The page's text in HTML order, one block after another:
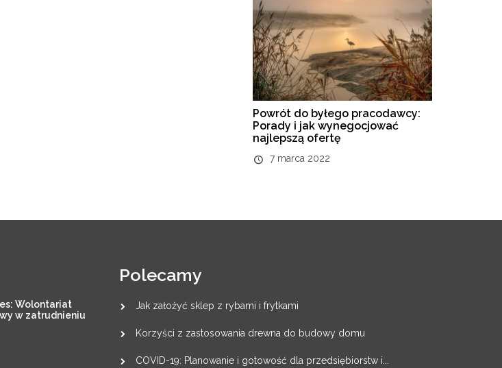
Powrót do byłego pracodawcy:
Porady i jak wynegocjować
najlepszą ofertę
7 marca 2022
Wolontariat
w zatrudnieniu
Polecamy
Jak założyć sklep z rybami i frytkami
Korzyści z zastosowania drewna do budowy domu
COVID-19: Planowanie i gotowość dla przedsiębiorstw i...